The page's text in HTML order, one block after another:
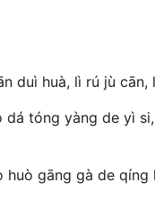
huà, lì rú jù cān,
tóng yàng de yì
gāng gà de qíng